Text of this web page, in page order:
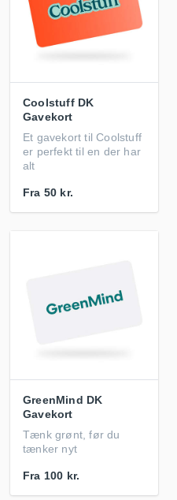
Coolstuff DK
Gavekort
Et gavekort til Coolstuff
er perfekt til en der har
alt
Fra 50 kr.
GreenMind DK
Gavekort
Tænk grønt, før du
tænker nyt
Fra 100 kr.